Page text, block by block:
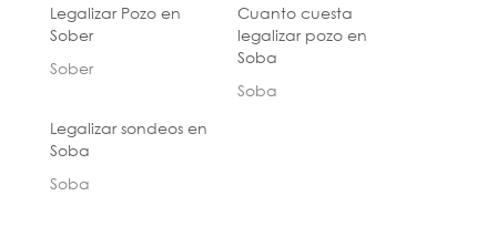
Legalizar Pozo en
Sober
Sober
Cuanto cuesta
legalizar pozo en
Soba
Soba
Legalizar sondeos en
Soba
Soba